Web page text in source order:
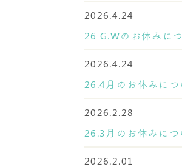
2026.4.24
26 G.Wのお休みに
2026.4.24
26.4月のお休みにつ
2026.2.28
26.3月のお休みにつ
2026.2.01